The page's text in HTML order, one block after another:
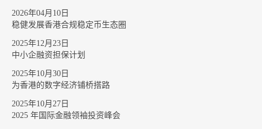
2026年04月10日
稳健发展香港合规稳定币生态圈
2025年12月23日
中小企融资担保计划
2025年10月30日
为香港的数字经济铺桥搭路
2025年10月27日
2025 年国际金融领袖投资峰会